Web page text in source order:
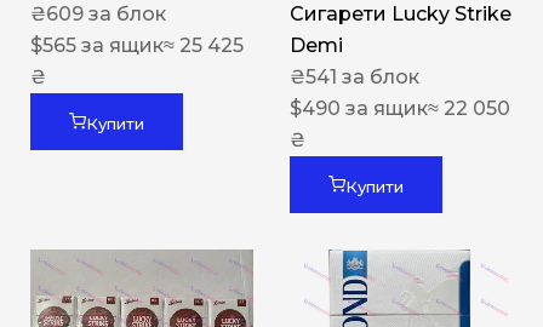
₴609 за блок
$565 за ящик≈ 25 425
₴
Купити
Сигарети Lucky Strike
Demi
₴541 за блок
$490 за ящик≈ 22 050
₴
Купити